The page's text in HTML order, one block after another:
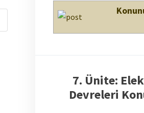
7. Ünite:
Devreleri